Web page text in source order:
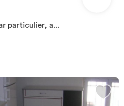
particulier, a...